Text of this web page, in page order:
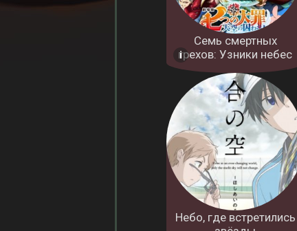
Семь смертных
грехов: Узники небес
Небо, где встретились